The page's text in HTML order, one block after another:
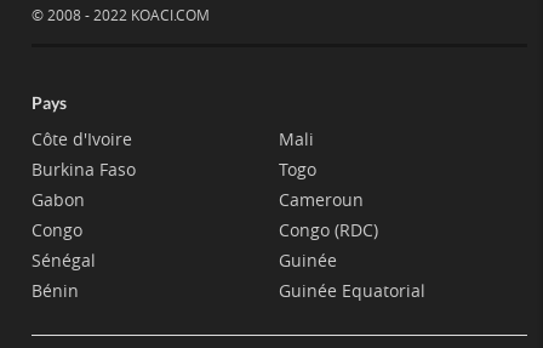
© 2008 - 2022 KOACI.COM
Pays
Côte d'Ivoire
Burkina Faso
Gabon
Congo
Sénégal
Bénin
Mali
Togo
Cameroun
Congo (RDC)
Guinée
Guinée Equatorial